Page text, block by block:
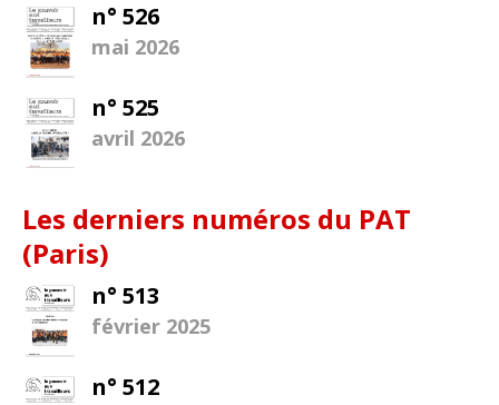
n° 526
mai 2026
n° 525
avril 2026
Les derniers numéros du PAT
(Paris)
n° 513
février 2025
n° 512